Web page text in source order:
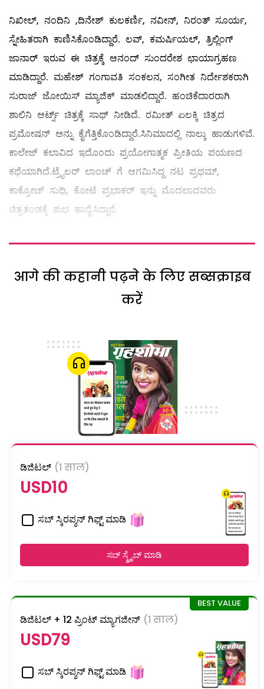
ನಿಖೀಲ್, ನಂದಿನಿ ,ದಿನೇಶ್ ಕುಲಕರ್ಣಿ, ನವೀನ್, ನಿರಂತ್ ಸೂರ್ಯ,
ಸ್ನೇಹಿತರಾಗಿ ಕಾಣಿಸಿಕೊಂಡಿದ್ದಾರೆ. ಲವ್, ಕಮರ್ಷಿಯಲ್, ತ್ರಿಲ್ಲಿಂಗ್
ಜಾನಾರ್ ಇರುವ ಈ ಚಿತ್ರಕ್ಕೆ ಆನಂದ್ ಸುಂದರೇಶ ಛಾಯಾಗ್ರಹಣ
ಮಾಡಿದ್ದಾರೆ. ಮಹೇಶ್ ಗಂಗಾವತಿ ಸಂಕಲನ, ಸಂಗೀತ ನಿರ್ದೇಶಕರಾಗಿ
ಸುರಾಜ್ ಜೋಯಿಸ್ ಮ್ಯಾಜಿಕ್ ಮಾಡಲಿದ್ದಾರೆ. ಹಂಚಿಕೆದಾರರಾಗಿ
ಶಾಲಿನಿ ಆರ್ಟ್ಸ್ ಚಿತ್ರಕ್ಕೆ ಸಾಥ್ ನೀಡಿದೆ. ರಮೀತ್ ಏಲಕ್ಕಿ ಚಿತ್ರದ
ಪ್ರಮೋಷನ್ ಅನ್ನು ಕೈಗೆತ್ತಿಕೊಂಡಿದ್ದಾರೆ.ಸಿನಿಮಾದಲ್ಲಿ ನಾಲ್ಕು ಹಾಡುಗಳಿವೆ.
ಕಾಲೇಜ್ ಕಲಾವಿದ ಇದೊಂದು ಪ್ರಯೋಗಾತ್ಮಕ ಪ್ರೀತಿಯ ಪಯಣದ
ಕಥೆಯಾಗಿದೆ.ಟ್ರೈಲರ್ ಲಾಂಚ್ ಗೆ ಆಗಮಿಸಿದ್ದ ನಟ ಪ್ರಥಮ್,
ಕಾಕ್ರೋಚ್ ಸುಧಿ, ಕೋಟೆ ಪ್ರಭಾಕರ್ ಇನ್ನು ಮೊದಲಾದವರು
ಚಿತ್ರತಂಡಕ್ಕೆ ಶುಭ ಹಾರೈಸಿದ್ದಾರೆ.
आगे की कहानी पढ़ने के लिए सब्सक्राइब
करें
ಡಿಜಿಟಲ್ (1 साल)
USD10
ಸಬ್ ಸ್ಕಿರಪ್ಶನ್ ಗಿಫ್ಟ್ ಮಾಡಿ
ಸಬ್ ಸ್ಕ್ರೈಬ್ ಮಾಡಿ
ಡಿಜಿಟಲ್ + 12 ಪ್ರಿಂಟ್ ಮ್ಯಾಗಜೀನ್ (1 साल)
USD79
ಸಬ್ ಸ್ಕಿರಪ್ಶನ್ ಗಿಫ್ಟ್ ಮಾಡಿ